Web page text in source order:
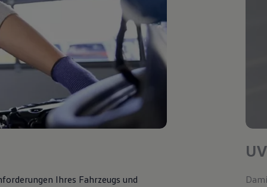
Ihres Fahrzeugs und